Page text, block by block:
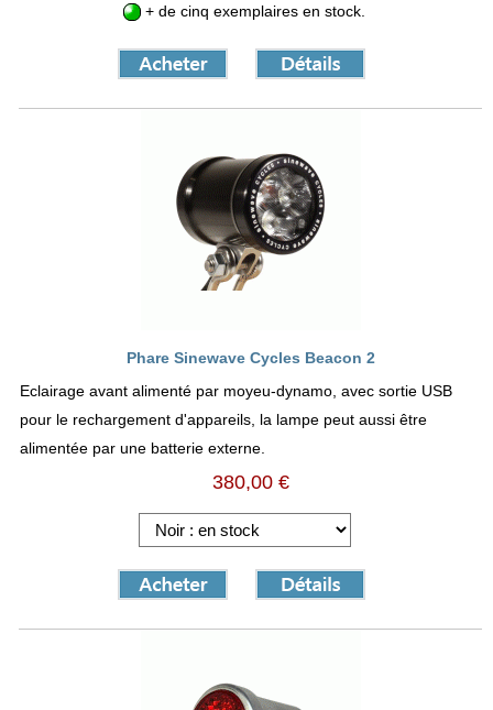
+ de cinq exemplaires en stock.
Phare Sinewave Cycles Beacon 2
Eclairage avant alimenté par moyeu-dynamo, avec sortie USB
pour le rechargement d'appareils, la lampe peut aussi être
alimentée par une batterie externe.
380,00 €